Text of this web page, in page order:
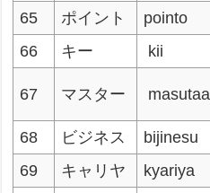
65
ポイント pointo
66
キー kii
67 マスター masutaa
68
ビジネス bijinesu
69
キャリヤ kyariya